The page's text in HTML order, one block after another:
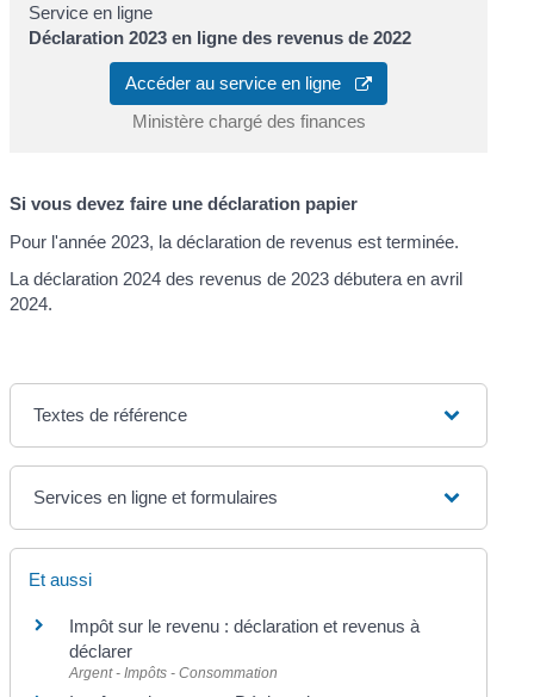
Service en ligne
Déclaration 2023 en ligne des revenus de 2022
Accéder au service en ligne
Ministère chargé des finances
Si vous devez faire une déclaration papier
Pour l'année 2023, la déclaration de revenus est terminée.
La déclaration 2024 des revenus de 2023 débutera en avril
2024.
Textes de référence
Services en ligne et formulaires
Et aussi
Impôt sur le revenu : déclaration et revenus à
déclarer
Argent - Impôts - Consommation